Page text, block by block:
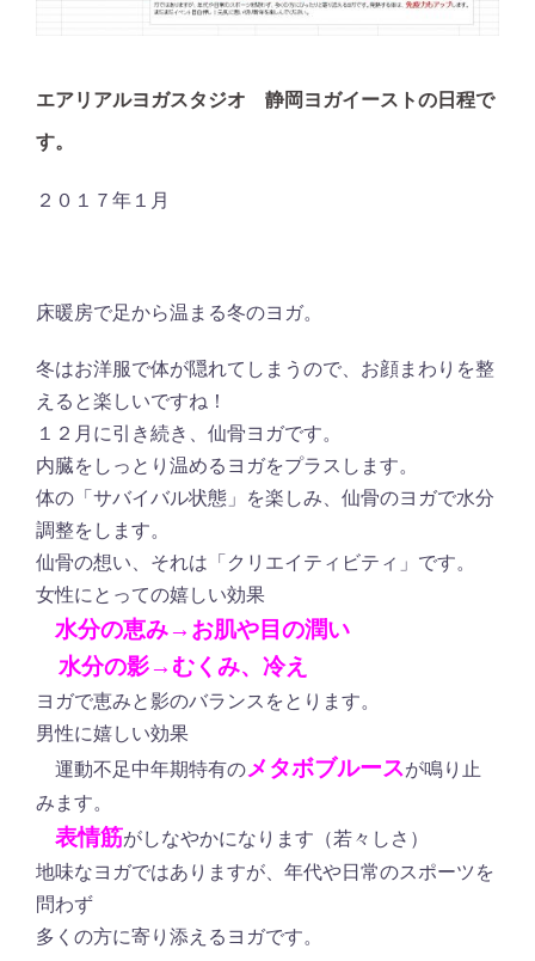
エアリアルヨガスタジオ 静岡ヨガイーストの日程で
す。
２０１７年１月
床暖房で足から温まる冬のヨガ。
冬はお洋服で体が隠れてしまうので、お顔まわりを整
えると楽しいですね！
１２月に引き続き、仙骨ヨガです。
内臓をしっとり温めるヨガをプラスします。
体の「サバイバル状態」を楽しみ、仙骨のヨガで水分
調整をします。
仙骨の想い、それは「クリエイティビティ」です。
女性にとっての嬉しい効果
水分の恵み→お肌や目の潤い
水分の影→むくみ、冷え
ヨガで恵みと影のバランスをとります。
男性に嬉しい効果
運動不足中年期特有のメタボブルースが鳴り止
みます。
表情筋がしなやかになります（若々しさ）
地味なヨガではありますが、年代や日常のスポーツを
問わず
多くの方に寄り添えるヨガです。